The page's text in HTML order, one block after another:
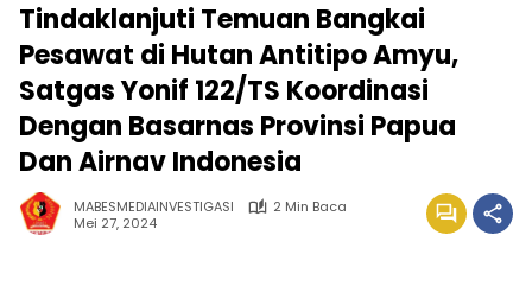
Tindaklanjuti Temuan Bangkai
Pesawat di Hutan Antitipo Amyu,
Satgas Yonif 122/TS Koordinasi
Dengan Basarnas Provinsi Papua
Dan Airnav Indonesia
MABESMEDIAINVESTIGASI
2 Min Baca
Mei 27, 2024